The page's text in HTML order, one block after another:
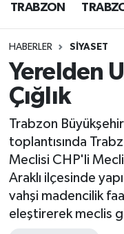
TRABZON
HABERLER SİYASET
Yerelden
Çığlık
Trabzon
toplantısında
Meclisi CHP'li
Araklı ilçesinde
vahşi madencilik
eleştirerek meclis
Namaz
Trafik Durumu
Süper Lig Puan
Son Dakika
Haber Arşivi